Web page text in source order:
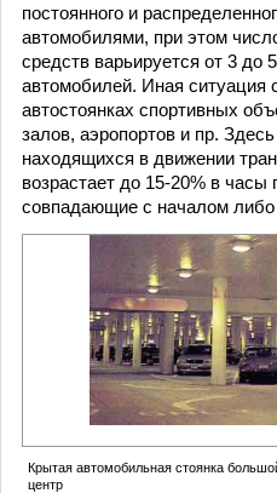
постоянного и
автомобилями, при этом
средств варьируется от 3 до
автомобилей. Иная ситуация
автостоянках спортивных
залов, аэропортов и пр.
находящихся в движении
возрастает до 15-20% в часы
совпадающие с началом либо
Крытая автомобильная стоянка
центр